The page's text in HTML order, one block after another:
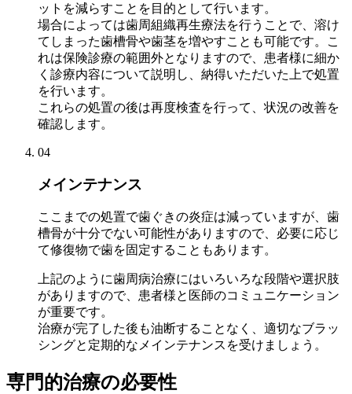
ットを減らすことを目的として行います。
場合によっては歯周組織再生療法を行うことで、溶け
てしまった歯槽骨や歯茎を増やすことも可能です。こ
れは保険診療の範囲外となりますので、患者様に細か
く診療内容について説明し、納得いただいた上で処置
を行います。
これらの処置の後は再度検査を行って、状況の改善を
確認します。
04
メインテナンス
ここまでの処置で歯ぐきの炎症は減っていますが、歯
槽骨が十分でない可能性がありますので、必要に応じ
て修復物で歯を固定することもあります。
上記のように歯周病治療にはいろいろな段階や選択肢
がありますので、患者様と医師のコミュニケーション
が重要です。
治療が完了した後も油断することなく、適切なブラッ
シングと定期的なメインテナンスを受けましょう。
専門的治療の必要性